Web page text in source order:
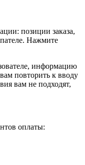
позиции заказа,
Нажмите
информацию
повторить к вводу
вам не подходят,
оплаты: